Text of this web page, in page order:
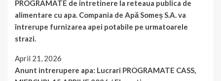
PROGRAMATE de intretinere la reteaua publica de
alimentare cu apa. Compania de Apă Someș S.A. va
întrerupe furnizarea apei potabile pe urmatoarele
strazi.
April 21, 2026
Anunt intrerupere apa: Lucrari PROGRAMATE CASS,